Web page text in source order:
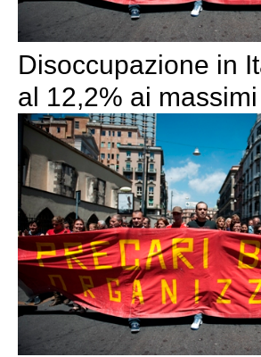
Disoccupazione in
al 12,2% ai